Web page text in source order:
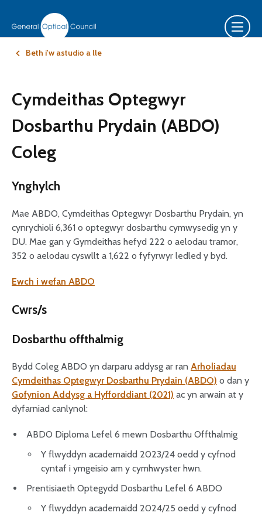
Beth i'w astudio a lle
Cymdeithas Optegwyr
Dosbarthu Prydain (ABDO)
Coleg
Ynghylch
Mae ABDO, Cymdeithas Optegwyr Dosbarthu Prydain, yn
cynrychioli 6,361 o optegwyr dosbarthu cymwysedig yn y
DU. Mae gan y Gymdeithas hefyd 222 o aelodau tramor,
352 o aelodau cyswllt a 1,622 o fyfyrwyr ledled y byd.
Ewch i wefan ABDO
Cwrs/s
Dosbarthu offthalmig
Bydd Coleg ABDO yn darparu addysg ar ran Arholiadau
Cymdeithas Optegwyr Dosbarthu Prydain (ABDO) o dan y
Gofynion Addysg a Hyfforddiant (2021) ac yn arwain at y
dyfarniad canlynol:
ABDO Diploma Lefel 6 mewn Dosbarthu Offthalmig
Y flwyddyn academaidd 2023/24 oedd y cyfnod
cyntaf i ymgeisio am y cymhwyster hwn.
Prentisiaeth Optegydd Dosbarthu Lefel 6 ABDO
Y flwyddyn academaidd 2024/25 oedd y cyfnod